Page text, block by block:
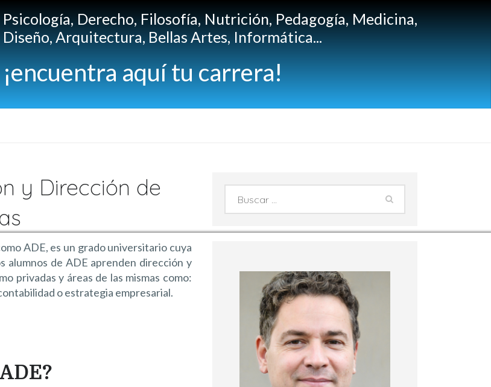
Psicología, Derecho, Filosofía, Nutrición, Pedagogía, Medicina,
Diseño, Arquitectura, Bellas Artes, Informática...
¡encuentra aquí tu carrera!
y Dirección de
ADE, es un grado universitario cuya
alumnos de ADE aprenden dirección y
privadas y áreas de las mismas como:
o estrategia empresarial.